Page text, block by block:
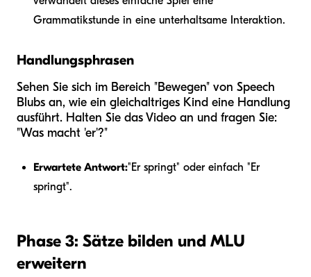
Grammatikstunde in eine unterhaltsame Interaktion.
Handlungsphrasen
Sehen Sie sich im Bereich "Bewegen" von Speech
Blubs an, wie ein gleichaltriges Kind eine Handlung
ausführt. Halten Sie das Video an und fragen Sie:
"Was macht 'er'?"
Erwartete Antwort:"Er springt" oder einfach "Er
springt".
Phase 3: Sätze bilden und MLU
erweitern